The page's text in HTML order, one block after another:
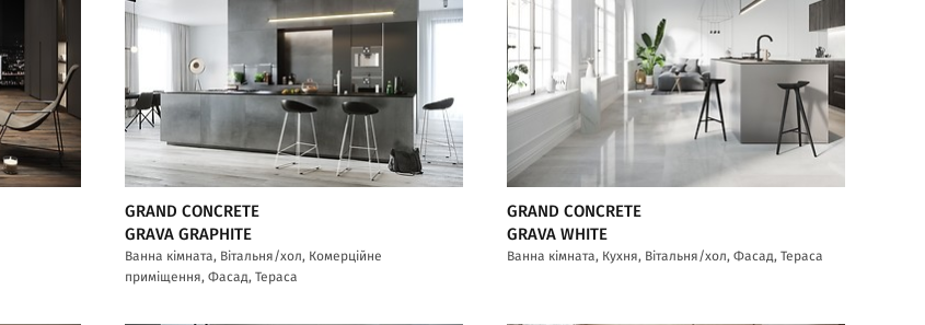
GRAND CONCRETE
GRAVA GRAPHITE
Ванна кімната, Вітальня/хол, Комерційне
приміщення, Фасад, Тераса
GRAND CONCRETE
GRAVA WHITE
Ванна кімната, Кухня, Вітальня/хол, Фасад, Тераса